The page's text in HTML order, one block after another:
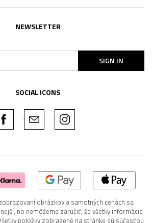
NEWSLETTER
SIGN IN
SOCIAL ICONS
obrázkov a samotných cenách sa
no nemôžeme zaručiť, že všetky informácie
položky zobrazené na stránke sú súčasťou